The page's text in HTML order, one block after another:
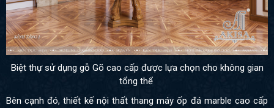
Biệt thự sử dụng gỗ Gõ cao cấp được lựa chọn cho không gian
tổng thể
Bên cạnh đó, thiết kế nội thất thang máy ốp đá marble cao cấp